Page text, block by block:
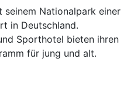
seinem Nationalpark einer
in Deutschland.
Sporthotel bieten ihren
für jung und alt.